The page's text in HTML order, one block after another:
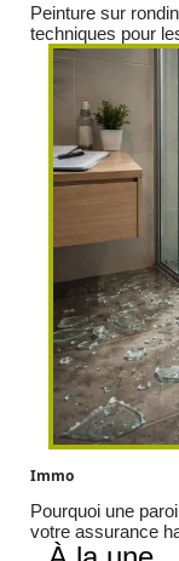
Peinture sur
techniques pour
Immo
Pourquoi une
votre assurance